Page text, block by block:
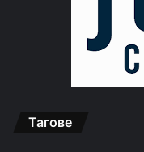
Тагове